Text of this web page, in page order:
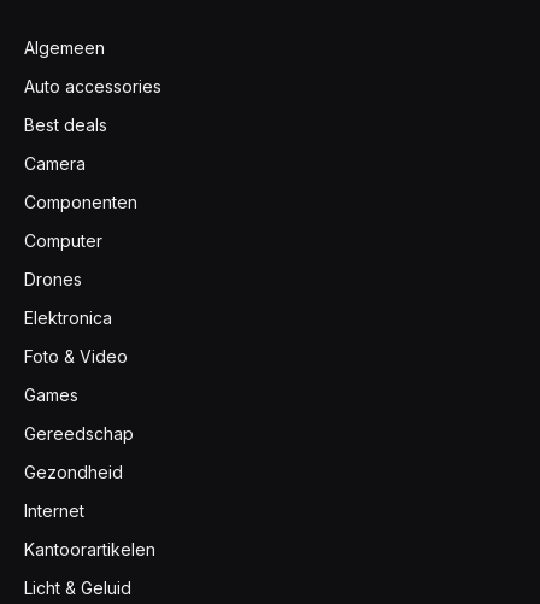
Algemeen
Auto accessories
Best deals
Camera
Componenten
Computer
Drones
Elektronica
Foto & Video
Games
Gereedschap
Gezondheid
Internet
Kantoorartikelen
Licht & Geluid